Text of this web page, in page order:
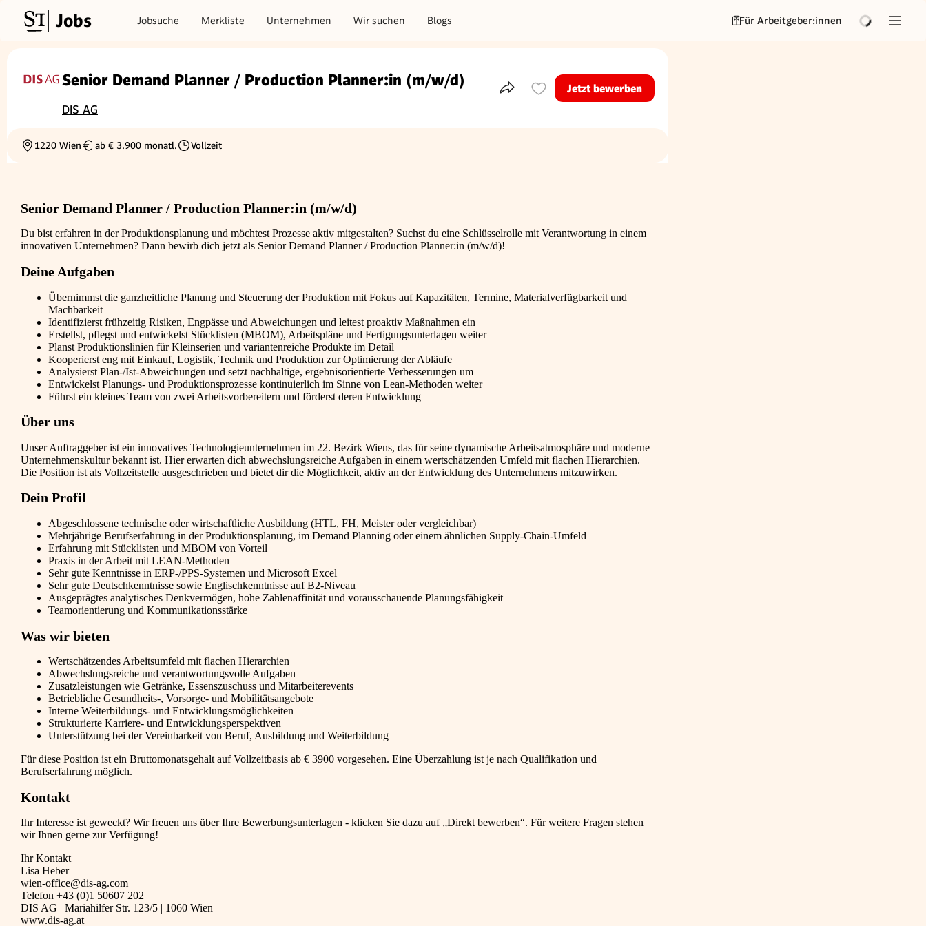
Jobs Jobsuche Merkliste Unternehmen Wir suchen Blogs Für Arbeitgeber:innen
Senior Demand Planner / Production Planner:in (m/w/d)
DIS AG
Teile dieses InseratJetzt bewerben
Ortschaft
1220 Wien
Gehalt
ab € 3.900 monatl.
Beschäftigungsart
Vollzeit
Senior Demand Planner / Production Planner:in (m/w/d)
Du bist erfahren in der Produktionsplanung und möchtest Prozesse aktiv mitgestalten? Suchst du eine Schlüsselrolle mit Verantwortung in einem
innovativen Unternehmen? Dann bewirb dich jetzt als Senior Demand Planner / Production Planner:in (m/w/d)!
Deine Aufgaben
Übernimmst die ganzheitliche Planung und Steuerung der Produktion mit Fokus auf Kapazitäten, Termine, Materialverfügbarkeit und
Machbarkeit
Identifizierst frühzeitig Risiken, Engpässe und Abweichungen und leitest proaktiv Maßnahmen ein
Erstellst, pflegst und entwickelst Stücklisten (MBOM), Arbeitspläne und Fertigungsunterlagen weiter
Planst Produktionslinien für Kleinserien und variantenreiche Produkte im Detail
Kooperierst eng mit Einkauf, Logistik, Technik und Produktion zur Optimierung der Abläufe
Analysierst Plan-/Ist-Abweichungen und setzt nachhaltige, ergebnisorientierte Verbesserungen um
Entwickelst Planungs- und Produktionsprozesse kontinuierlich im Sinne von Lean-Methoden weiter
Führst ein kleines Team von zwei Arbeitsvorbereitern und förderst deren Entwicklung
Über uns
Unser Auftraggeber ist ein innovatives Technologieunternehmen im 22. Bezirk Wiens, das für seine dynamische Arbeitsatmosphäre und moderne
Unternehmenskultur bekannt ist. Hier erwarten dich abwechslungsreiche Aufgaben in einem wertschätzenden Umfeld mit flachen Hierarchien.
Die Position ist als Vollzeitstelle ausgeschrieben und bietet dir die Möglichkeit, aktiv an der Entwicklung des Unternehmens mitzuwirken.
Dein Profil
Abgeschlossene technische oder wirtschaftliche Ausbildung (HTL, FH, Meister oder vergleichbar)
Mehrjährige Berufserfahrung in der Produktionsplanung, im Demand Planning oder einem ähnlichen Supply-Chain-Umfeld
Erfahrung mit Stücklisten und MBOM von Vorteil
Praxis in der Arbeit mit LEAN-Methoden
Sehr gute Kenntnisse in ERP-/PPS-Systemen und Microsoft Excel
Sehr gute Deutschkenntnisse sowie Englischkenntnisse auf B2-Niveau
Ausgeprägtes analytisches Denkvermögen, hohe Zahlenaffinität und vorausschauende Planungsfähigkeit
Teamorientierung und Kommunikationsstärke
Was wir bieten
Wertschätzendes Arbeitsumfeld mit flachen Hierarchien
Abwechslungsreiche und verantwortungsvolle Aufgaben
Zusatzleistungen wie Getränke, Essenszuschuss und Mitarbeiterevents
Betriebliche Gesundheits-, Vorsorge- und Mobilitätsangebote
Interne Weiterbildungs- und Entwicklungsmöglichkeiten
Strukturierte Karriere- und Entwicklungsperspektiven
Unterstützung bei der Vereinbarkeit von Beruf, Ausbildung und Weiterbildung
Für diese Position ist ein Bruttomonatsgehalt auf Vollzeitbasis ab € 3900 vorgesehen. Eine Überzahlung ist je nach Qualifikation und
Berufserfahrung möglich.
Kontakt
Ihr Interesse ist geweckt? Wir freuen uns über Ihre Bewerbungsunterlagen - klicken Sie dazu auf „Direkt bewerben“. Für weitere Fragen stehen
wir Ihnen gerne zur Verfügung!
Ihr Kontakt
Lisa Heber
wien-office@dis-ag.com
Telefon +43 (0)1 50607 202
DIS AG | Mariahilfer Str. 123/5 | 1060 Wien
www.dis-ag.at